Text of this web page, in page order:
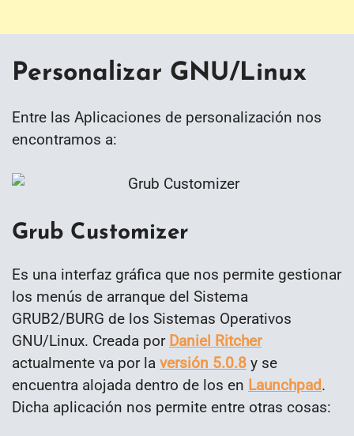
Personalizar GNU/Linux
Entre las Aplicaciones de personalización nos
encontramos a:
Grub Customizer
Es una interfaz gráfica que nos permite gestionar
los menús de arranque del Sistema
GRUB2/BURG de los Sistemas Operativos
GNU/Linux. Creada por Daniel Ritcher
actualmente va por la versión 5.0.8 y se
encuentra alojada dentro de los en Launchpad.
Dicha aplicación nos permite entre otras cosas: